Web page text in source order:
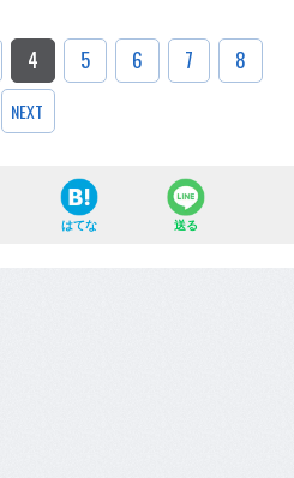
4 5 6 7 8
NEXT
はてな 送る